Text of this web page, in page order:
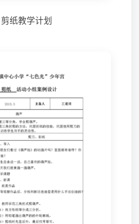
剪纸教学计划